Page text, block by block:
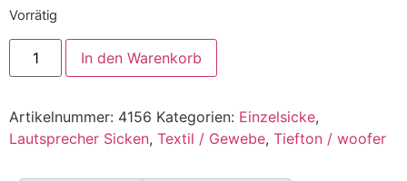
Vorrätig
In den Warenkorb
Artikelnummer: 4156 Kategorien: Einzelsicke,
Lautsprecher Sicken, Textil / Gewebe, Tiefton / woofer